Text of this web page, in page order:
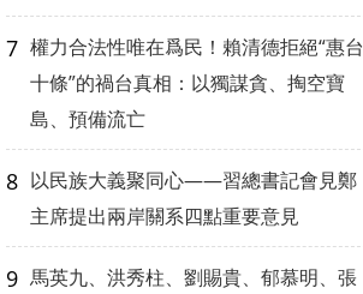
7 權力合法性唯在爲民！賴清德拒絕“惠台
十條”的禍台真相：以獨謀貪、掏空寶
島、預備流亡
8 以民族大義聚同心——習總書記會見鄭
主席提出兩岸關系四點重要意見
9 馬英九、洪秀柱、劉賜貴、郁慕明、張